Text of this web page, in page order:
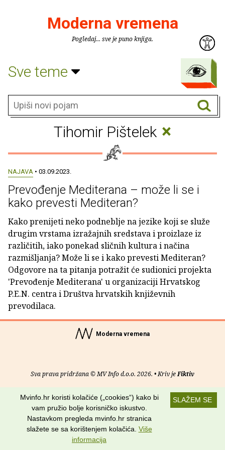
Moderna vremena
Pogledaj... sve je puno knjiga.
Sve teme
Tihomir Pištelek ×
NAJAVA • 03.09.2023.
Prevođenje Mediterana – može li se i
kako prevesti Mediteran?
Kako prenijeti neko podneblje na jezike koji se služe
drugim vrstama izražajnih sredstava i proizlaze iz
različitih, iako ponekad sličnih kultura i načina
razmišljanja? Može li se i kako prevesti Mediteran?
Odgovore na ta pitanja potražit će sudionici projekta
'Prevođenje Mediterana' u organizaciji Hrvatskog
P.E.N. centra i Društva hrvatskih književnih
prevodilaca.
Moderna vremena
Sva prava pridržana © MV Info d.o.o. 2026. • Kriv jeFiktiv
O nama • Pomoć• Uvjeti korištenja• RSS kanali
Potraži nas na:
SLAŽEM SE
Mvinfo.hr koristi kolačiće („cookies“) kako bi
vam pružio bolje korisničko iskustvo.
Nastavkom pregleda mvinfo.hr stranica
slažete se sa korištenjem kolačića. Više
informacija